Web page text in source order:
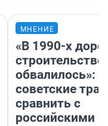
МНЕНИЕ
«В 1990-х
строительство
обвалилось»:
советские
сравнить с
российскими